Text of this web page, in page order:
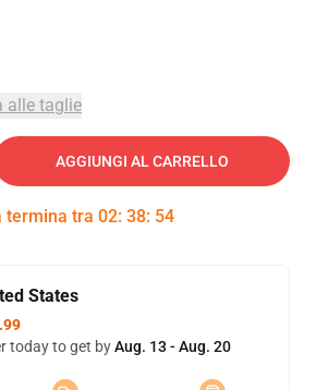
alle taglie
AGGIUNGI AL CARRELLO
termina tra 02: 38: 54
States
today to get byAug. 13 - Aug. 20